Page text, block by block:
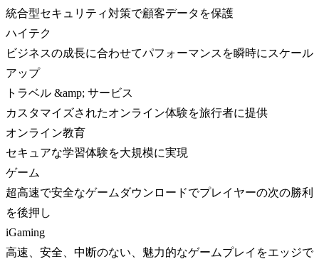
統合型セキュリティ対策で顧客データを保護
ハイテク
ビジネスの成長に合わせてパフォーマンスを瞬時にスケール
アップ
トラベル &amp; サービス
カスタマイズされたオンライン体験を旅行者に提供
オンライン教育
セキュアな学習体験を大規模に実現
ゲーム
超高速で安全なゲームダウンロードでプレイヤーの次の勝利
を後押し
iGaming
高速、安全、中断のない、魅力的なゲームプレイをエッジで